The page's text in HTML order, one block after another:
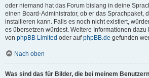
oder niemand hat das Forum bislang in deine
einen Board-Administrator, ob er das Sprachpaket,
installieren kann. Falls es noch nicht existiert,
es übersetzen würdest. Weitere Informationen dazu
von phpBB Limited oder aufphpBB.de gefunden
Nach oben
Was sind das für Bilder, die bei meinem